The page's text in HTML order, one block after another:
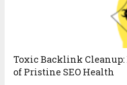
Toxic Backlink
of Pristine SEO Health